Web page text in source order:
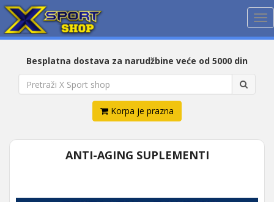
Besplatna dostava za narudžbine veće od 5000 din
Korpa je prazna
ANTI-AGING SUPLEMENTI